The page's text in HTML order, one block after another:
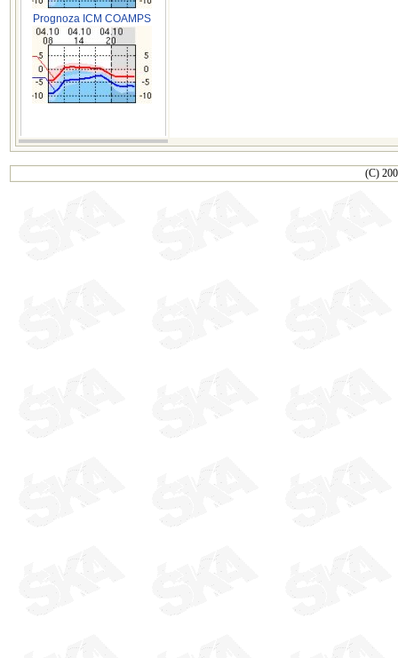
Prognoza ICM COAMPS
(C)